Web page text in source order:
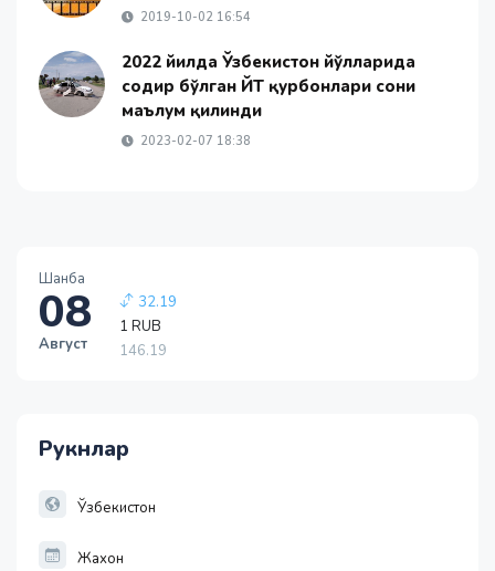
Шанба
08
Август
1 RUB
146.19
-0.18
1 EUR
Рукнлар
Ўзбекистон
Жахон
2019-10-02 16:54
2022 йилда Ўзбекистон йўлларида
содир бўлган ЙТҲ қурбонлари сони
маълум қилинди
2023-02-07 18:38